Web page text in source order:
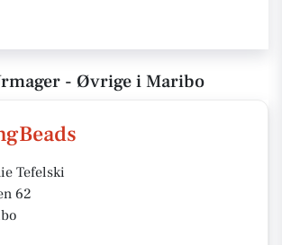
- Øvrige i Maribo
Tefelski
62